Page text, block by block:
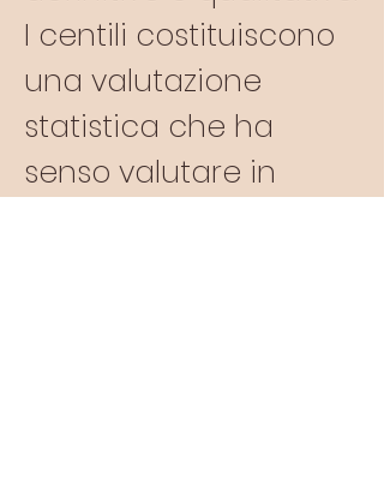
I centili costituiscono
una valutazione
statistica che ha
senso valutare in